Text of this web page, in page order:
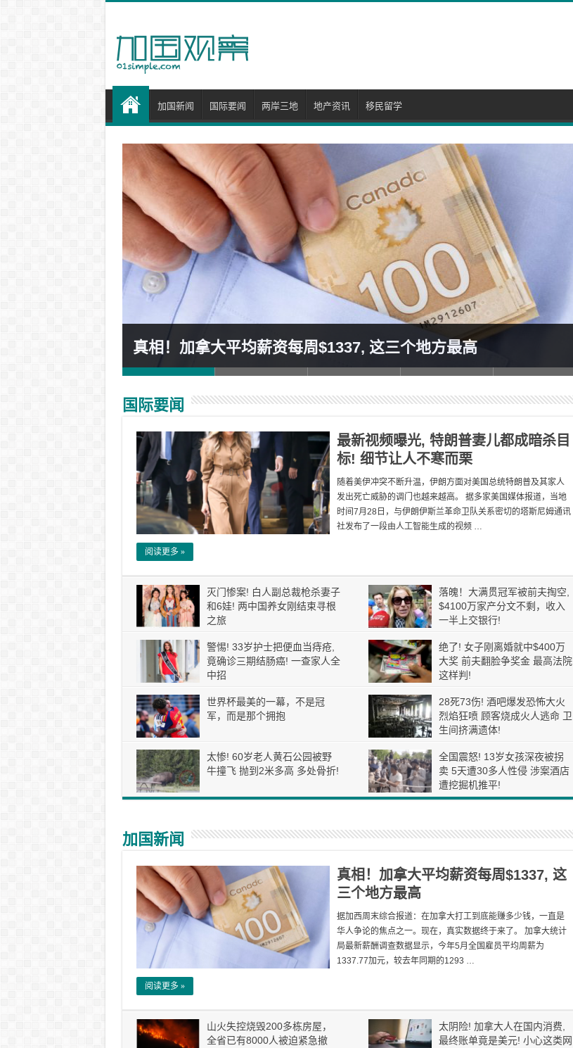
加国新闻 国际要闻 两岸三地 地产资讯 移民留学
真相！加拿大平均薪资每周$1337, 这三个地方最高
国际要闻
最新视频曝光, 特朗普妻儿都成暗杀目
标! 细节让人不寒而栗
随着美伊冲突不断升温，伊朗方面对美国总统特朗普及其家人
发出死亡威胁的调门也越来越高。 据多家美国媒体报道，当地
时间7月28日，与伊朗伊斯兰革命卫队关系密切的塔斯尼姆通讯
社发布了一段由人工智能生成的视频 …
阅读更多 »
灭门惨案! 白人副总裁枪杀妻子
和6娃! 两中国养女刚结束寻根
之旅
落魄！大满贯冠军被前夫掏空,
$4100万家产分文不剩，收入
一半上交银行!
警惕! 33岁护士把便血当痔疮,
竟确诊三期结肠癌! 一查家人全
中招
绝了! 女子刚离婚就中$400万
大奖 前夫翻脸争奖金 最高法院
这样判!
世界杯最美的一幕，不是冠
军，而是那个拥抱
28死73伤! 酒吧爆发恐怖大火
烈焰狂喷 顾客烧成火人逃命 卫
生间挤满遗体!
太惨! 60岁老人黄石公园被野
牛撞飞 抛到2米多高 多处骨折!
全国震怒! 13岁女孩深夜被拐
卖 5天遭30多人性侵 涉案酒店
遭挖掘机推平!
加国新闻
真相！加拿大平均薪资每周$1337, 这
三个地方最高
据加西周末综合报道：在加拿大打工到底能赚多少钱，一直是
华人争论的焦点之一。现在，真实数据终于来了。 加拿大统计
局最新薪酬调查数据显示，今年5月全国雇员平均周薪为
1337.77加元，较去年同期的1293 …
阅读更多 »
山火失控烧毁200多栋房屋，
全省已有8000人被迫紧急撤
太阴险! 加拿大人在国内消费,
最终账单竟是美元! 小心这类网